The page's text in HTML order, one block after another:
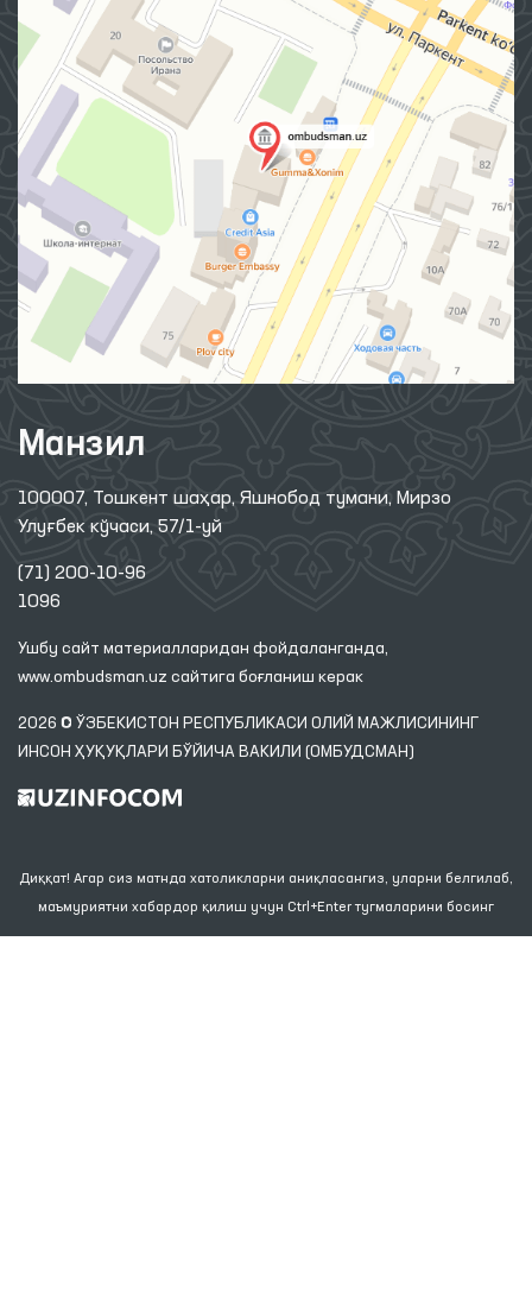
Манзил
100007, Тошкент шаҳар, Яшнобод тумани, Мирзо
Улуғбек кўчаси, 57/1-уй
(71) 200-10-96
1096
Ушбу сайт материалларидан фойдаланганда,
www.ombudsman.uz сайтига боғланиш керак
2026 © ЎЗБЕКИСТОН РЕСПУБЛИКАСИ ОЛИЙ МАЖЛИСИНИНГ
ИНСОН ҲУҚУҚЛАРИ БЎЙИЧА ВАКИЛИ (ОМБУДСМАН)
Диққат! Агар сиз матнда хатоликларни аниқласангиз, уларни белгилаб,
маъмуриятни хабардор қилиш учун Ctrl+Enter тугмаларини босинг